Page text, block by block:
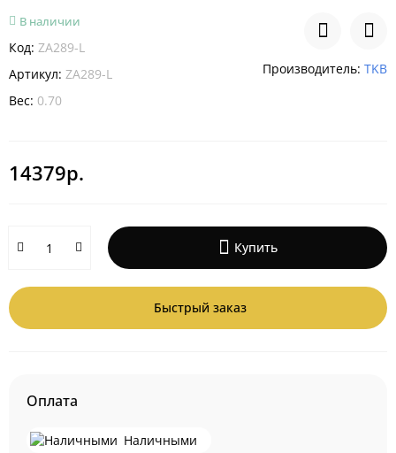
В наличии
Код: ZA289-L
Артикул: ZA289-L
Вес: 0.70
Производитель: TKB
14379р.
Купить
Быстрый заказ
Оплата
Наличными